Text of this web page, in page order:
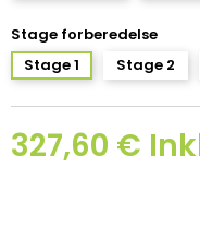
Stage forberedelse
Stage 1
Stage 2
327,60 €